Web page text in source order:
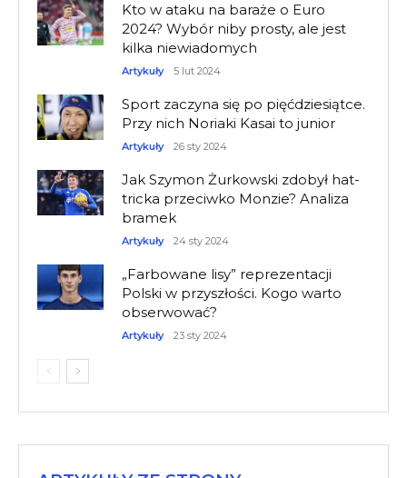
Kto w ataku na baraże o Euro
2024? Wybór niby prosty, ale jest
kilka niewiadomych
Artykuły 5 lut 2024
Sport zaczyna się po pięćdziesiątce.
Przy nich Noriaki Kasai to junior
Artykuły 26 sty 2024
Jak Szymon Żurkowski zdobył hat-
tricka przeciwko Monzie? Analiza
bramek
Artykuły 24 sty 2024
„Farbowane lisy” reprezentacji
Polski w przyszłości. Kogo warto
obserwować?
Artykuły 23 sty 2024